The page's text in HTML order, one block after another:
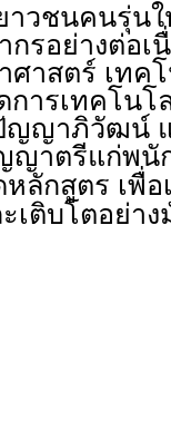
าวชนคนรุ่น
รอย่างต่อเ
าสตร์ เทค
การเทคโนโ
ญญาภิวัฒน์
ญาตรีแก่พนั
ลักสูตร เพื่
ติบโตอย่า